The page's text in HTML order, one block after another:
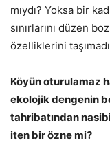
mıydı? Yoksa bir
sınırlarını düzen
özelliklerini
Köyün oturulamaz
ekolojik dengenin
tahribatından
iten bir özne mi?